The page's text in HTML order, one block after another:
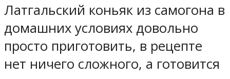
Латгальский коньяк из самогона в
домашних условиях довольно
просто приготовить, в рецепте
нет ничего сложного, а готовится